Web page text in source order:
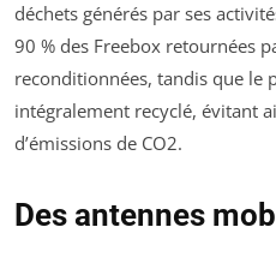
déchets générés par ses
90 % des Freebox retournées
reconditionnées, tandis que le
intégralement recyclé, évitant
d’émissions de CO2.
Des antennes